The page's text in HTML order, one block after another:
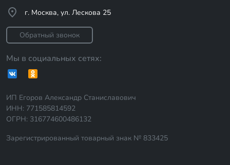
г. Москва, ул. Лескова 25
Обратный звонок
Мы в социальных сетях:
ИП Егоров Александр Станиславович
ИНН: 771585814592
ОГРН: 316774600486132
Зарегистрированный товарный знак № 833425